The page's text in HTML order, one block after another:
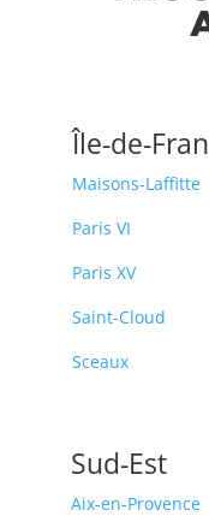
Île-de-
Maisons-Laffitte
Paris VI
Paris XV
Saint-Cloud
Sceaux
Sud-Est
Aix-en-Provence